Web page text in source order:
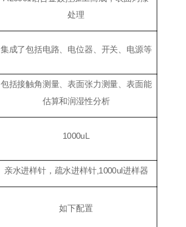
处理
集成了包括电路、电位器、开关、电源等
包括接触角测量、表面张力测量、表面能
估算和润湿性分析
1000uL
亲水进样针，疏水进样针,1000ul进样器
如下配置